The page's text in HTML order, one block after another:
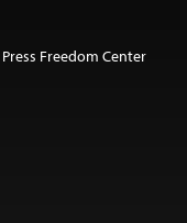
Freedom Center